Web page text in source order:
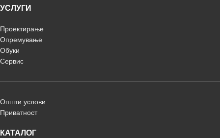
УСЛУГИ
Проектирање
Опремување
Обуки
Сервис
Општи услови
Приватност
КАТАЛОГ